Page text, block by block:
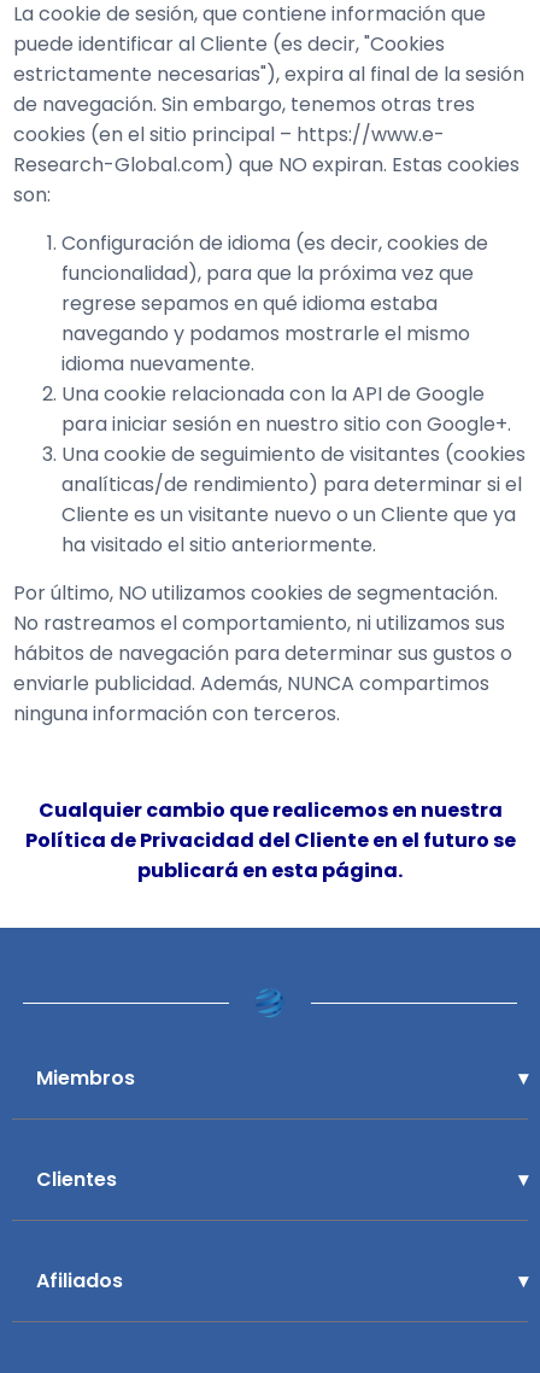
La cookie de sesión, que contiene información que
puede identificar al Cliente (es decir, "Cookies
estrictamente necesarias"), expira al final de la sesión
de navegación. Sin embargo, tenemos otras tres
cookies (en el sitio principal – https://www.e-
Research-Global.com) que NO expiran. Estas cookies
son:
Configuración de idioma (es decir, cookies de
funcionalidad), para que la próxima vez que
regrese sepamos en qué idioma estaba
navegando y podamos mostrarle el mismo
idioma nuevamente.
Una cookie relacionada con la API de Google
para iniciar sesión en nuestro sitio con Google+.
Una cookie de seguimiento de visitantes (cookies
analíticas/de rendimiento) para determinar si el
Cliente es un visitante nuevo o un Cliente que ya
ha visitado el sitio anteriormente.
Por último, NO utilizamos cookies de segmentación.
No rastreamos el comportamiento, ni utilizamos sus
hábitos de navegación para determinar sus gustos o
enviarle publicidad. Además, NUNCA compartimos
ninguna información con terceros.
Cualquier cambio que realicemos en nuestra
Política de Privacidad del Cliente en el futuro se
publicará en esta página.
Miembros
Clientes
Afiliados